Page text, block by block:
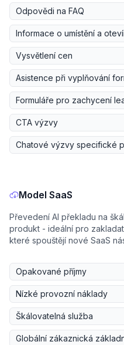
Odpovědi na FAQ
Informace o umístění a
Vysvětlení cen
Asistence při vyplňování
Formuláře pro zachycení
CTA výzvy
Chatové výzvy specifické
Model SaaS
Převedení AI překladu na
produkt - ideální pro
které spouštějí nové SaaS
Opakované příjmy
Nízké provozní náklady
Škálovatelná služba
Globální zákaznická